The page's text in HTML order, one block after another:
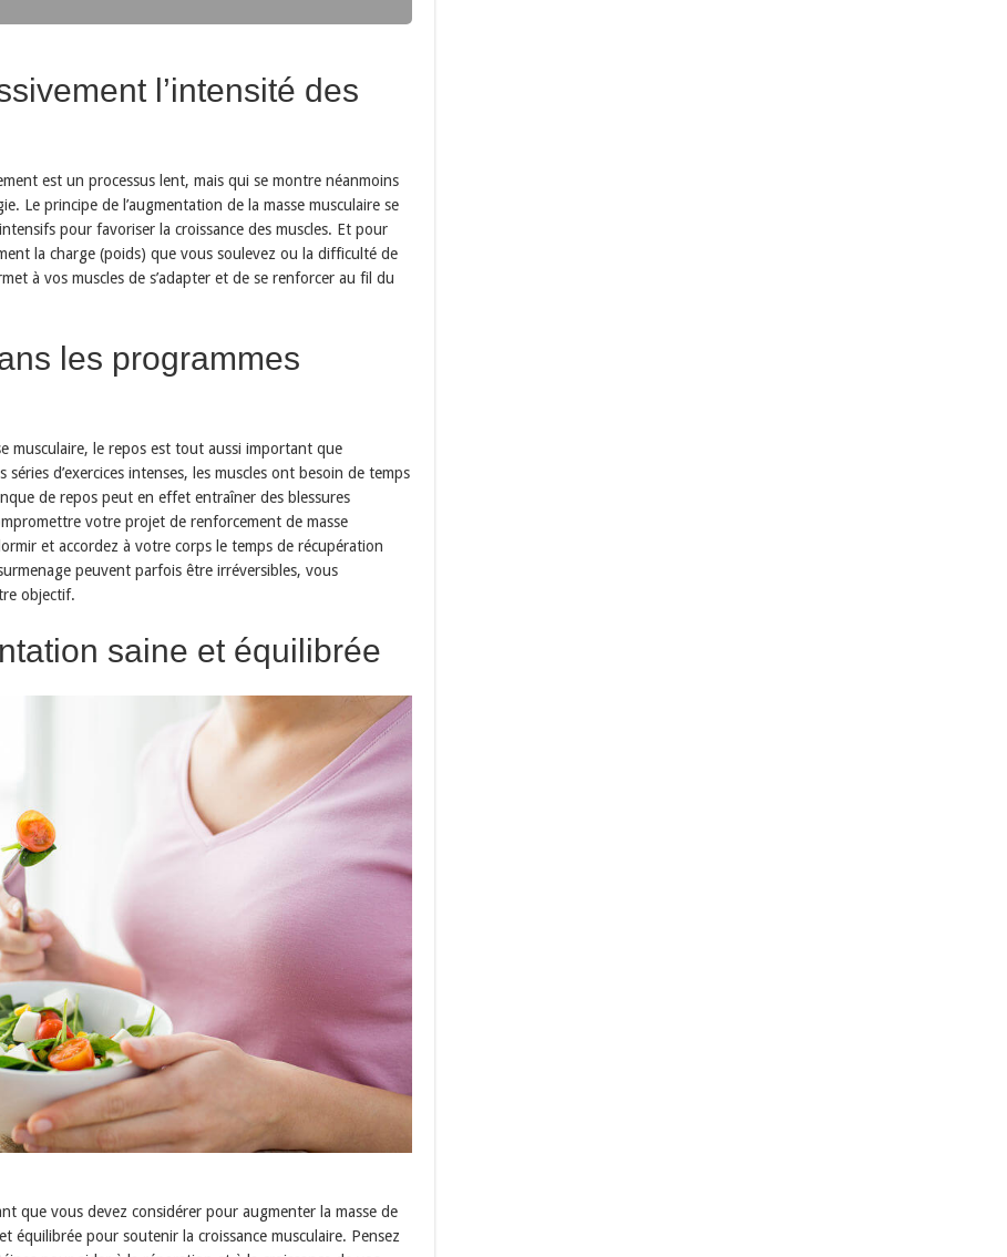
l’intensité des
est un processus lent, mais qui se montre néanmoins
Le principe de l’augmentation de la masse musculaire se
pour favoriser la croissance des muscles. Et pour
la charge (poids) que vous soulevez ou la difficulté de
à vos muscles de s’adapter et de se renforcer au fil du
les programmes
musculaire, le repos est tout aussi important que
d’exercices intenses, les muscles ont besoin de temps
de repos peut en effet entraîner des blessures
votre projet de renforcement de masse
et accordez à votre corps le temps de récupération
peuvent parfois être irréversibles, vous
objectif.
saine et équilibrée
que vous devez considérer pour augmenter la masse de
équilibrée pour soutenir la croissance musculaire. Pensez